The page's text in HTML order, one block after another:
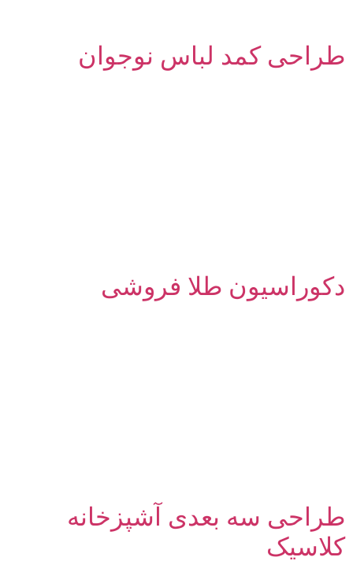
طراحی کمد لباس نوجوان
دکوراسیون طلا فروشی
طراحی سه بعدی آشپزخانه
کلاسیک